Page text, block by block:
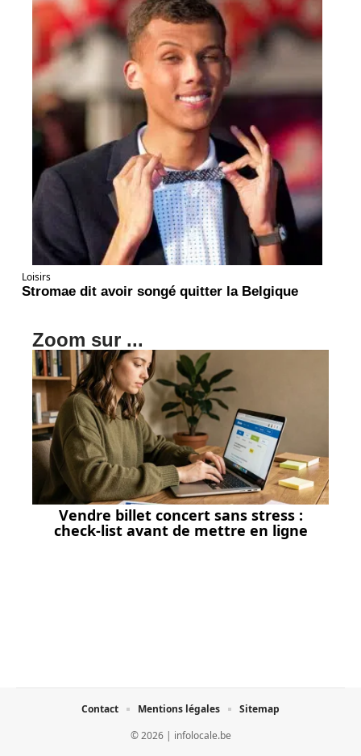
Loisirs
Stromae dit avoir songé quitter la Belgique
Zoom sur ...
Vendre billet concert sans stress :
check-list avant de mettre en ligne
© 2026 | infolocale.be
Contact Mentions légales Sitemap